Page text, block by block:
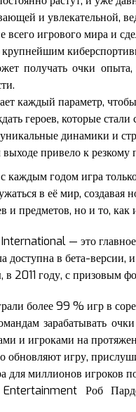
и увлекательной,
игрового мира и
получать очки
каждый параметр,
героев, которые
динамики и
привело к
каждым годом игра
в её мир, создавая
и предметов, но и то,
— это главное
доступна в бета-
2011 году, с призовым
более 99 % игр в
зарабатывать
и игроками на
обновляют игру,
для миллионов игроков
Роб